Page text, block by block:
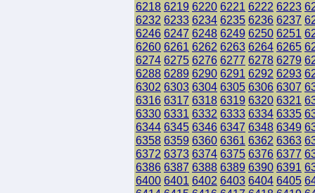
6218 6219 6220 6221 6222 6223
6232 6233 6234 6235 6236 6237
6246 6247 6248 6249 6250 6251
6260 6261 6262 6263 6264 6265
6274 6275 6276 6277 6278 6279
6288 6289 6290 6291 6292 6293
6302 6303 6304 6305 6306 6307
6316 6317 6318 6319 6320 6321
6330 6331 6332 6333 6334 6335
6344 6345 6346 6347 6348 6349
6358 6359 6360 6361 6362 6363
6372 6373 6374 6375 6376 6377
6386 6387 6388 6389 6390 6391
6400 6401 6402 6403 6404 6405